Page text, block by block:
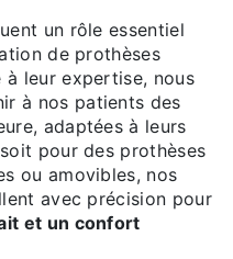
un rôle essentiel
de prothèses
à leur expertise, nous
à nos patients des
adaptées à leurs
pour des prothèses
ou amovibles, nos
avec précision pour
et un confort